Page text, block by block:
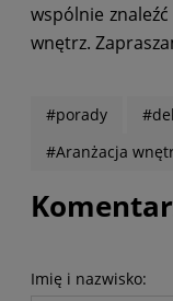
wspólnie
wnętrz.
#porady
#Aranżacja
Imię i nazwisko: